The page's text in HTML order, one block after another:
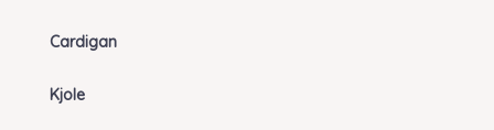
Cardigan
Kjole